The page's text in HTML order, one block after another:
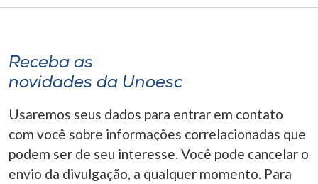
Receba as
novidades da Unoesc
Usaremos seus dados para entrar em contato
com você sobre informações correlacionadas que
podem ser de seu interesse. Você pode cancelar o
envio da divulgação, a qualquer momento. Para